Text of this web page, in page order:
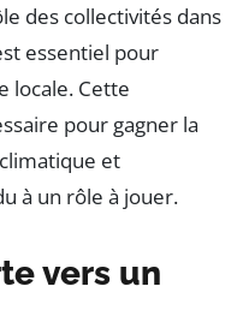
des collectivités dans
essentiel pour
locale. Cette
pour gagner la
et
à un rôle à jouer.
vers un